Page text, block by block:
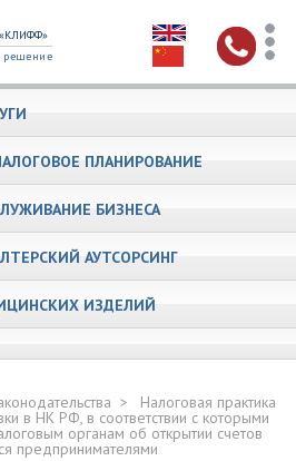
решение
ПЛАНИРОВАНИЕ
БИЗНЕСА
АУТСОРСИНГ
ИЗДЕЛИЙ
Налоговая практика
в НК РФ, в соответствии с которыми
органам об открытии счетов
предпринимателями